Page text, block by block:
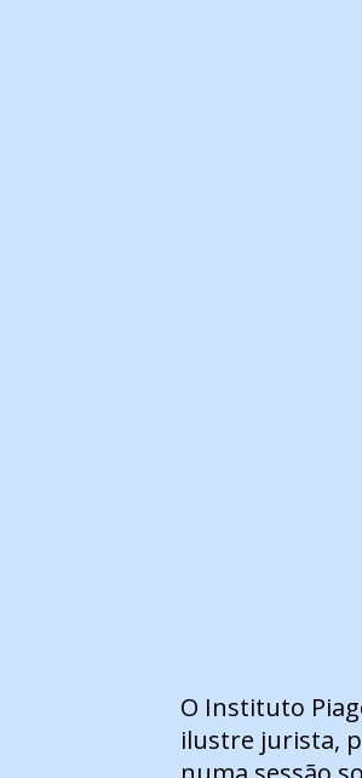
O Instituto
ilustre jurista,